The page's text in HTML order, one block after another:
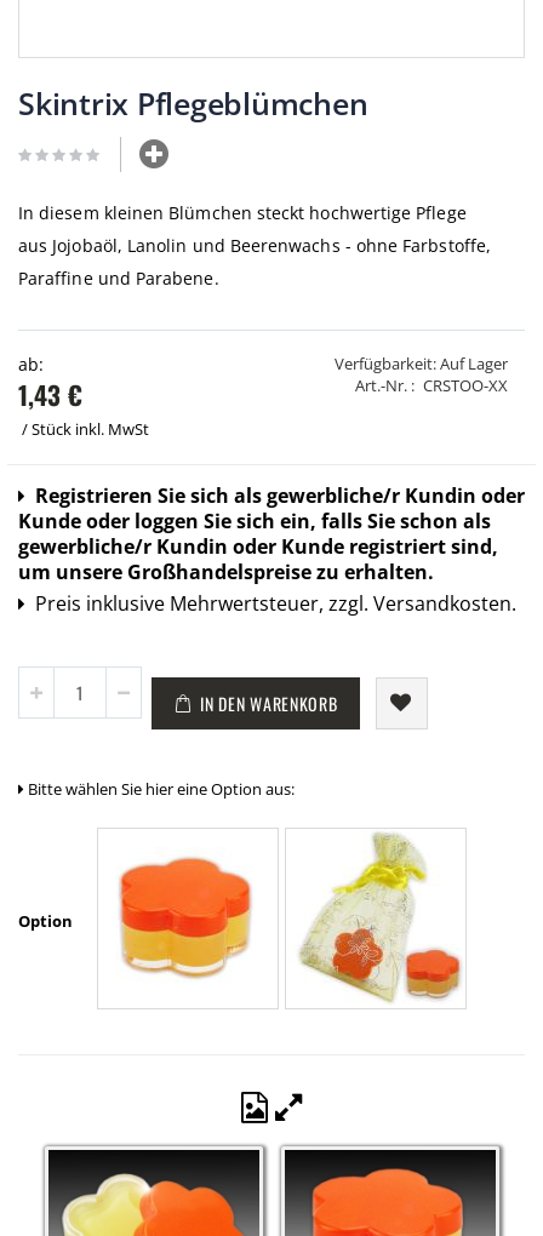
Anfang
der
springen
Skintrix Pflegeblümchen
In diesem kleinen Blümchen steckt hochwertige Pflege
aus Jojobaöl, Lanolin und Beerenwachs - ohne Farbstoffe,
Paraffine und Parabene.
ab:
1,43 €
/ Stück inkl. MwSt
Verfügbarkeit:Auf Lager
Art.-Nr.
CRSTOO-XX
Login
info:
Registrieren Sie sich als gewerbliche/r Kundin oder
Kunde oder loggen Sie sich ein, falls Sie schon als
gewerbliche/r Kundin oder Kunde registriert sind,
um unsere Großhandelspreise zu erhalten.
Preisangabe:
Preis inklusive Mehrwertsteuer, zzgl. Versandkosten.
IN DEN WARENKORB
Bitte wählen Sie hier eine Option aus:
Option
Produktbilder
öffnen